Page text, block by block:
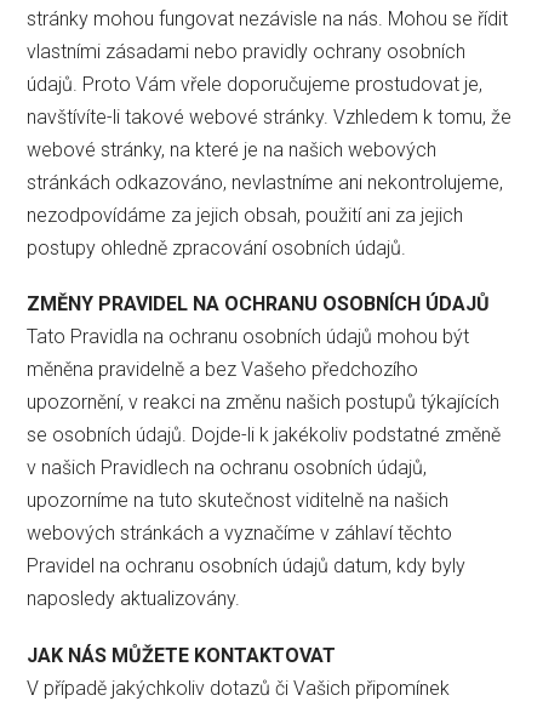
stránky mohou fungovat nezávisle na nás. Mohou se řídit
vlastními zásadami nebo pravidly ochrany osobních
údajů. Proto Vám vřele doporučujeme prostudovat je,
navštívíte-li takové webové stránky. Vzhledem k tomu, že
webové stránky, na které je na našich webových
stránkách odkazováno, nevlastníme ani nekontrolujeme,
nezodpovídáme za jejich obsah, použití ani za jejich
postupy ohledně zpracování osobních údajů.
ZMĚNY PRAVIDEL NA OCHRANU OSOBNÍCH ÚDAJŮ
Tato Pravidla na ochranu osobních údajů mohou být
měněna pravidelně a bez Vašeho předchozího
upozornění, v reakci na změnu našich postupů týkajících
se osobních údajů. Dojde-li k jakékoliv podstatné změně
v našich Pravidlech na ochranu osobních údajů,
upozorníme na tuto skutečnost viditelně na našich
webových stránkách a vyznačíme v záhlaví těchto
Pravidel na ochranu osobních údajů datum, kdy byly
naposledy aktualizovány.
JAK NÁS MŮŽETE KONTAKTOVAT
V případě jakýchkoliv dotazů či Vašich připomínek